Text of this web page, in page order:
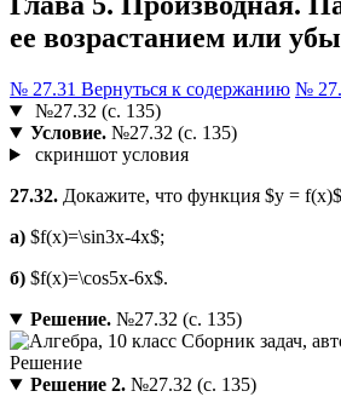
ее возрастанием или
№ 27.31 Вернуться к содержанию №
№27.32 (с. 135)
Условие.№27.32 (с. 135)
скриншот условия
27.32. Докажите, что функция $y =
a) $f(x)=\sin3x-4x$;
б) $f(x)=\cos5x-6x$.
Решение.№27.32 (с. 135)
Решение 2.№27.32 (с. 135)